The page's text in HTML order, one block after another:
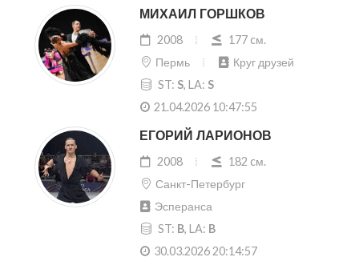
МИХАИЛ ГОРШКОВ
2008
177 cм.
Пермь
Круг друзей
ST: S, LA: S
21.04.2026 10:47:55
ЕГОРИЙ ЛАРИОНОВ
2008
182 cм.
Санкт-Петербург
Эсперанса
ST: B, LA: B
30.03.2026 20:14:57